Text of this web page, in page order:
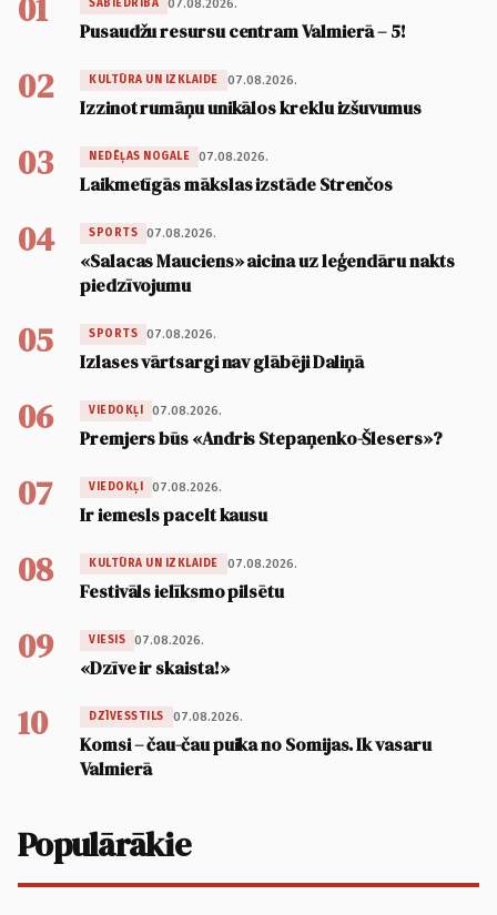
01 SABIEDRĪBA 07.08.2026.
Pusaudžu resursu centram Valmierā – 5!
02 KULTŪRA UN IZKLAIDE 07.08.2026.
Izzinot rumāņu unikālos kreklu izšuvumus
03 NEDĒĻAS NOGALE 07.08.2026.
Laikmetīgās mākslas izstāde Strenčos
04 SPORTS 07.08.2026.
«Salacas Mauciens» aicina uz leģendāru nakts
piedzīvojumu
05 SPORTS 07.08.2026.
Izlases vārtsargi nav glābēji Daliņā
06 VIEDOKĻI 07.08.2026.
Premjers būs «Andris Stepaņenko-Šlesers»?
07 VIEDOKĻI 07.08.2026.
Ir iemesls pacelt kausu
08 KULTŪRA UN IZKLAIDE 07.08.2026.
Festivāls ielīksmo pilsētu
09 VIESIS 07.08.2026.
«Dzīve ir skaista!»
10 DZĪVESSTILS 07.08.2026.
Komsi – čau-čau puika no Somijas. Ik vasaru
Valmierā
Populārākie